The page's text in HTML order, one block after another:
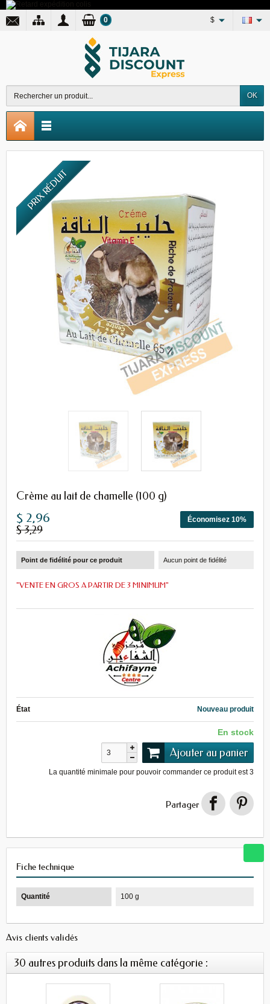
$
OK
0
PRIX RÉDUIT
Crème au lait de chamelle (100 g)
Économisez 10%
$ 2,96
$ 3,29
Point de fidélité pour ce produit Aucun point de fidélité
"VENTE EN GROS A PARTIR DE 3 MINIMUM"
État Nouveau produit
En stock
Ajouter au panier
La quantité minimale pour pouvoir commander ce produit est3
Partager
Fiche technique
Quantité 100 g
Avis clients validés
30 autres produits dans la même catégorie :